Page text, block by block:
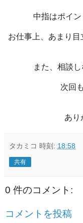
中指はポイ
お仕事上、あまり
また、相談
次回
あ
タカミコ 時刻: 18:58
共有
0 件のコメント:
コメントを投稿